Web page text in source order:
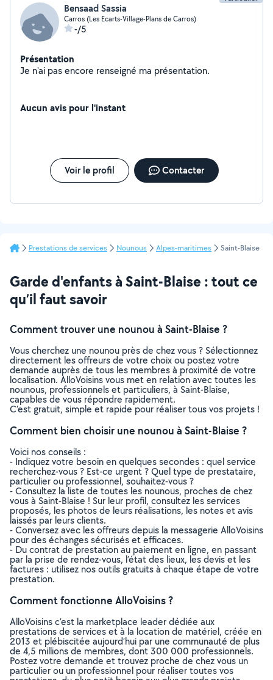
Bensaad Sassia
Carros (Les Ecarts-Village-Plans de Carros)
-/5
Présentation
Je n'ai pas encore renseigné ma présentation.
Aucun avis pour l'instant
Voir le profil Contacter
Prestations de services Nounous Alpes-maritimes Saint-Blaise
Garde d'enfants à Saint-Blaise : tout ce
qu’il faut savoir
Comment trouver une nounou à Saint-Blaise ?
Vous cherchez une nounou près de chez vous ? Sélectionnez
directement les offreurs de votre choix ou postez votre
demande auprès de tous les membres à proximité de votre
localisation. AlloVoisins vous met en relation avec toutes les
nounous, professionnels et particuliers, à Saint-Blaise,
capables de vous répondre rapidement.
C’est gratuit, simple et rapide pour réaliser tous vos projets !
Comment bien choisir une nounou à Saint-Blaise ?
Voici nos conseils :
- Indiquez votre besoin en quelques secondes : quel service
recherchez-vous ? Est-ce urgent ? Quel type de prestataire,
particulier ou professionnel, souhaitez-vous ?
- Consultez la liste de toutes les nounous, proches de chez
vous à Saint-Blaise ! Sur leur profil, consultez les services
proposés, les photos de leurs réalisations, les notes et avis
laissés par leurs clients.
- Conversez avec les offreurs depuis la messagerie AlloVoisins
pour des échanges sécurisés et efficaces.
- Du contrat de prestation au paiement en ligne, en passant
par la prise de rendez-vous, l’état des lieux, les devis et les
factures : utilisez nos outils gratuits à chaque étape de votre
prestation.
Comment fonctionne AlloVoisins ?
AlloVoisins c’est la marketplace leader dédiée aux
prestations de services et à la location de matériel, créée en
2013 et plébiscitée aujourd’hui par une communauté de plus
de 4,5 millions de membres, dont 300 000 professionnels.
Postez votre demande et trouvez proche de chez vous un
particulier ou un professionnel pour réaliser toutes vos